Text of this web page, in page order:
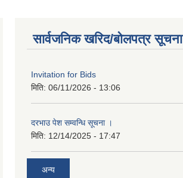
सार्वजनिक खरिद/बोलपत्र सूचना
Invitation for Bids
मिति: 06/11/2026 - 13:06
दरभाउ पेश सम्वन्धि सूचना ।
मिति: 12/14/2025 - 17:47
अन्य